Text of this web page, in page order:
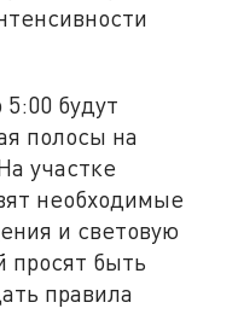
будут
полосы на
участке
необходимые
и световую
просят быть
правила